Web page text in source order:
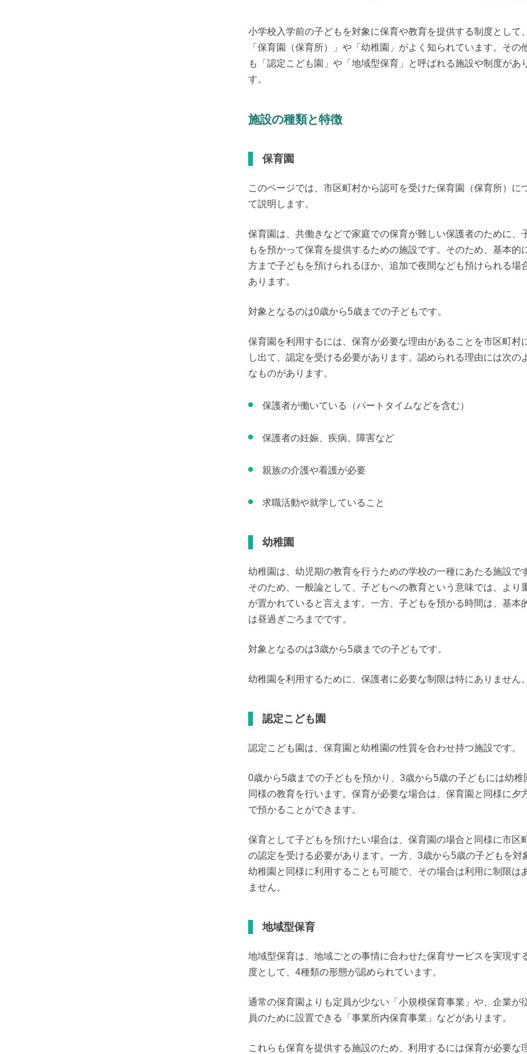
小学校入学前の子どもを対象に保育や教育を提供する制度として、
「保育園（保育所）」や「幼稚園」がよく知られています。その
も「認定こども園」や「地域型保育」と呼ばれる施設や制度があ
す。
施設の種類と特徴
保育園
このページでは、市区町村から認可を受けた保育園（保育所）に
て説明します。
保育園は、共働きなどで家庭での保育が難しい保護者のために、
もを預かって保育を提供するための施設です。そのため、基本的
方まで子どもを預けられるほか、追加で夜間なども預けられる場
あります。
対象となるのは0歳から5歳までの子どもです。
保育園を利用するには、保育が必要な理由があることを市区町村
し出て、認定を受ける必要があります。認められる理由には次の
なものがあります。
保護者が働いている（パートタイムなどを含む）
保護者の妊娠、疾病、障害など
親族の介護や看護が必要
求職活動や就学していること
幼稚園
幼稚園は、幼児期の教育を行うための学校の一種にあたる施設で
そのため、一般論として、子どもへの教育という意味では、より
が置かれていると言えます。一方、子どもを預かる時間は、基本
は昼過ぎごろまでです。
対象となるのは3歳から5歳までの子どもです。
幼稚園を利用するために、保護者に必要な制限は特にありません。
認定こども園
認定こども園は、保育園と幼稚園の性質を合わせ持つ施設です。
0歳から5歳までの子どもを預かり、3歳から5歳の子どもには幼稚
同様の教育を行います。保育が必要な場合は、保育園と同様に夕
で預かることができます。
保育として子どもを預けたい場合は、保育園の場合と同様に市区
の認定を受ける必要があります。一方、3歳から5歳の子どもを対
幼稚園と同様に利用することも可能で、その場合は利用に制限は
ません。
地域型保育
地域型保育は、地域ごとの事情に合わせた保育サービスを実現す
度として、4種類の形態が認められています。
通常の保育園よりも定員が少ない「小規模保育事業」や、企業が
員のために設置できる「事業所内保育事業」などがあります。
これらも保育を提供する施設のため、利用するには保育が必要な